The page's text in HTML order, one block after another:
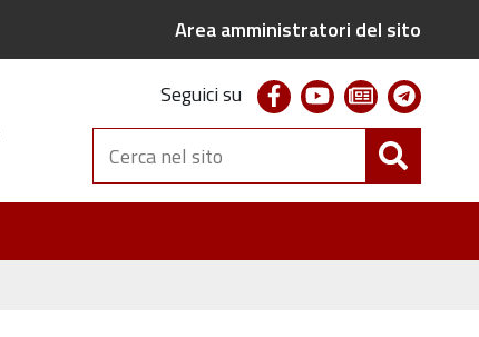
Area amministratori del sito
Seguici su facebookyoutubenewsletter
Cerca
nel
sito